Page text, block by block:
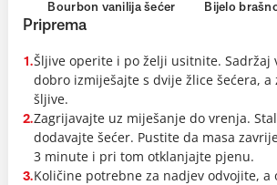
Bourbon vanilija šećer Bijelo
Priprema
1.Šljive operite i po želji usitnite. Sadržaj
dobro izmiješajte s dvije žlice šećera,
šljive.
2.Zagrijavajte uz miješanje do vrenja.
dodavajte šećer. Pustite da masa
3 minute i pri tom otklanjajte pjenu.
3.Količine potrebne za nadjev odvojite, a